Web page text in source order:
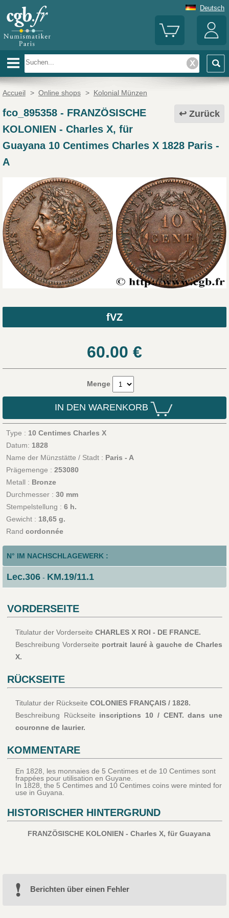
Deutsch
Accueil > Online shops > Kolonial Münzen
Zurück
fco_895358- FRANZÖSISCHE
KOLONIEN - Charles X, für
Guayana 10 Centimes Charles X 1828 Paris -
A
fVZ
60.00 €
Menge
IN DEN WARENKORB
Type : 10 Centimes Charles X
Datum: 1828
Name der Münzstätte / Stadt : Paris - A
Prägemenge : 253080
Metall : Bronze
Durchmesser : 30 mm
Stempelstellung : 6 h.
Gewicht : 18,65 g.
Rand cordonnée
N° IM NACHSCHLAGEWERK :
Lec.306- KM.19/11.1
VORDERSEITE
Titulatur der Vorderseite CHARLES X ROI - DE FRANCE.
Beschreibung Vorderseite portrait lauré à gauche de Charles
X.
RÜCKSEITE
Titulatur der Rückseite COLONIES FRANÇAIS / 1828.
Beschreibung Rückseite inscriptions 10 / CENT. dans une
couronne de laurier.
KOMMENTARE
En 1828, les monnaies de 5 Centimes et de 10 Centimes sont
frappées pour utilisation en Guyane.
In 1828, the 5 Centimes and 10 Centimes coins were minted for
use in Guyana.
HISTORISCHER HINTERGRUND
FRANZÖSISCHE KOLONIEN - Charles X, für Guayana
Berichten über einen Fehler